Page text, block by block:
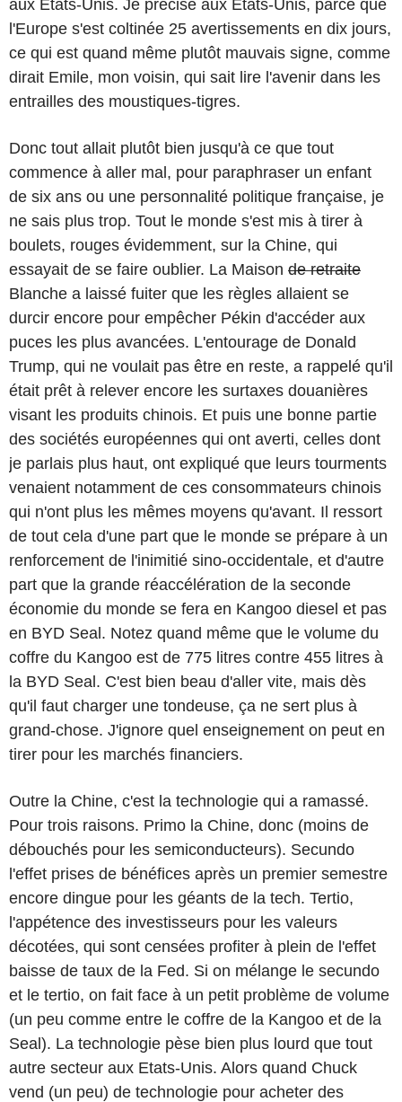
aux Etats-Unis. Je précise aux Etats-Unis, parce que
l'Europe s'est coltinée 25 avertissements en dix jours,
ce qui est quand même plutôt mauvais signe, comme
dirait Emile, mon voisin, qui sait lire l'avenir dans les
entrailles des moustiques-tigres.
Donc tout allait plutôt bien jusqu'à ce que tout
commence à aller mal, pour paraphraser un enfant
de six ans ou une personnalité politique française, je
ne sais plus trop. Tout le monde s'est mis à tirer à
boulets, rouges évidemment, sur la Chine, qui
essayait de se faire oublier. La Maison de retraite
Blanche a laissé fuiter que les règles allaient se
durcir encore pour empêcher Pékin d'accéder aux
puces les plus avancées. L'entourage de Donald
Trump, qui ne voulait pas être en reste, a rappelé qu'il
était prêt à relever encore les surtaxes douanières
visant les produits chinois. Et puis une bonne partie
des sociétés européennes qui ont averti, celles dont
je parlais plus haut, ont expliqué que leurs tourments
venaient notamment de ces consommateurs chinois
qui n'ont plus les mêmes moyens qu'avant. Il ressort
de tout cela d'une part que le monde se prépare à un
renforcement de l'inimitié sino-occidentale, et d'autre
part que la grande réaccélération de la seconde
économie du monde se fera en Kangoo diesel et pas
en BYD Seal. Notez quand même que le volume du
coffre du Kangoo est de 775 litres contre 455 litres à
la BYD Seal. C'est bien beau d'aller vite, mais dès
qu'il faut charger une tondeuse, ça ne sert plus à
grand-chose. J'ignore quel enseignement on peut en
tirer pour les marchés financiers.
Outre la Chine, c'est la technologie qui a ramassé.
Pour trois raisons. Primo la Chine, donc (moins de
débouchés pour les semiconducteurs). Secundo
l'effet prises de bénéfices après un premier semestre
encore dingue pour les géants de la tech. Tertio,
l'appétence des investisseurs pour les valeurs
décotées, qui sont censées profiter à plein de l'effet
baisse de taux de la Fed. Si on mélange le secundo
et le tertio, on fait face à un petit problème de volume
(un peu comme entre le coffre de la Kangoo et de la
Seal). La technologie pèse bien plus lourd que tout
autre secteur aux Etats-Unis. Alors quand Chuck
vend (un peu) de technologie pour acheter des